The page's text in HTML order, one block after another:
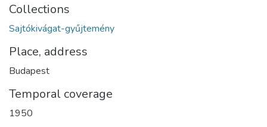
Collections
Sajtókivágat-gyűjtemény
Place, address
Budapest
Temporal coverage
1950